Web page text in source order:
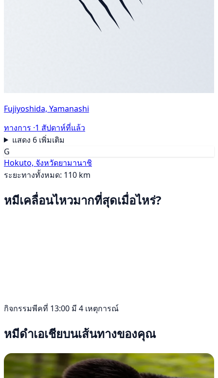
Fujiyoshida, Yamanashi
ทางการ ·1 สัปดาห์ที่แล้ว
แสดง 6 เพิ่มเติม
G
Hokuto, จังหวัดยามานาชิ
ระยะทางทั้งหมด: 110 km
หมีเคลื่อนไหวมากที่สุดเมื่อไหร่?
กิจกรรมพีคที่ 13:00 มี 4 เหตุการณ์
หมีดำเอเชียบนเส้นทางของคุณ